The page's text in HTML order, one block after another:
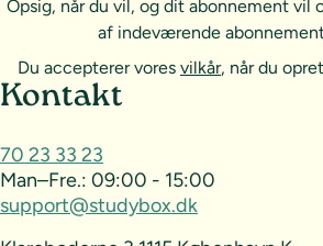
Opsig, når du vil, og dit abonnement vil
af indeværende
Du accepterer vores vilkår, når du
Sideoversigt og
Kontakt
70 23 33 23
Man–Fre.: 09:00 - 15:00
support@studybox.dk